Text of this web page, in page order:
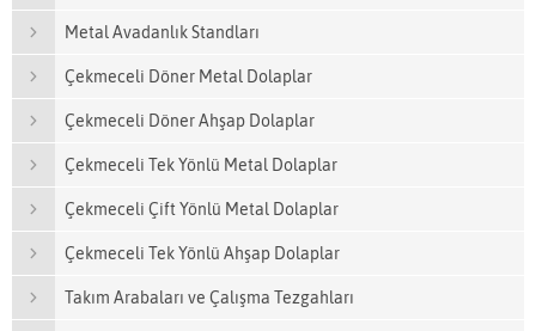
Metal Avadanlık Standları
Çekmeceli Döner Metal Dolaplar
Çekmeceli Döner Ahşap Dolaplar
Çekmeceli Tek Yönlü Metal Dolaplar
Çekmeceli Çift Yönlü Metal Dolaplar
Çekmeceli Tek Yönlü Ahşap Dolaplar
Takım Arabaları ve Çalışma Tezgahları